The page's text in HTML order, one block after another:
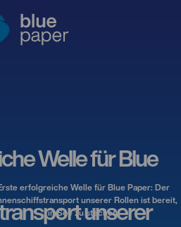
erfolgreiche Welle für Blue Paper: Der
unserer Rollen ist bereit,
in See zu stechen!
Welle für Blue
unserer